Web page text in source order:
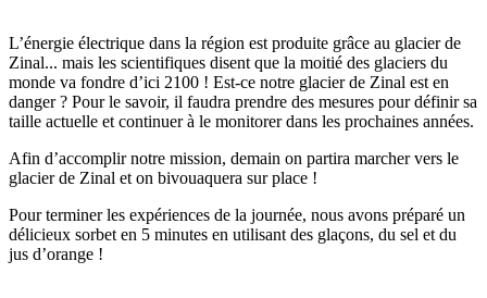
L’énergie électrique dans la région est produite grâce au glacier de
Zinal... mais les scientifiques disent que la moitié des glaciers du
monde va fondre d’ici 2100 ! Est-ce notre glacier de Zinal est en
danger ? Pour le savoir, il faudra prendre des mesures pour définir sa
taille actuelle et continuer à le monitorer dans les prochaines années.
Afin d’accomplir notre mission, demain on partira marcher vers le
glacier de Zinal et on bivouaquera sur place !
Pour terminer les expériences de la journée, nous avons préparé un
délicieux sorbet en 5 minutes en utilisant des glaçons, du sel et du
jus d’orange !